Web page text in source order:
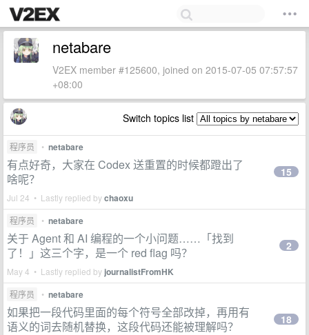
netabare
V2EX member #125600, joined on 2015-07-05 07:57:57
+08:00
Switch topics list
程序员 • netabare
有点好奇，大家在 Codex 送重置的时候都蹬出了
啥呢？
Jul 24 • Lastly replied bychaoxu
15
程序员 • netabare
关于 Agent 和 AI 编程的一个小问题……「找到
了！」这三个字，是一个 red flag 吗？
May 4 • Lastly replied by journalistFromHK
2
程序员 • netabare
如果把一段代码里面的每个符号全部改掉，再用有
语义的词去随机替换，这段代码还能被理解吗？
18